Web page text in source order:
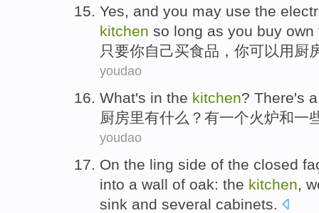
Yes, and you may use the
kitchen so long as you buy own
只要你自己买食品 ，你可以用 厨
youdao
What's in the kitchen? There's a
厨房里有什么 ？ 有一个火炉和一
youdao
On the ling side of the closed
into a wall of oak: the kitchen,
sink and several cabinets.